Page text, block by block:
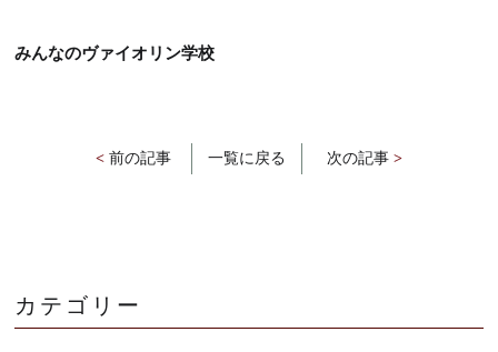
みんなのヴァイオリン学校
< 前の記事 一覧に戻る 次の記事 >
カテゴリー